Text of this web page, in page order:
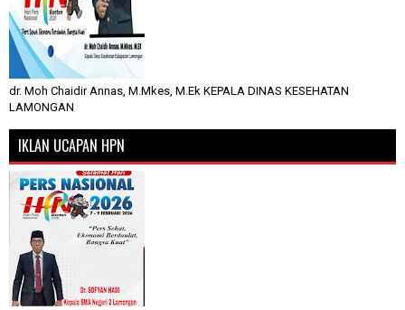
dr. Moh Chaidir Annas, M.Mkes, M.Ek KEPALA DINAS KESEHATAN
LAMONGAN
IKLAN UCAPAN HPN